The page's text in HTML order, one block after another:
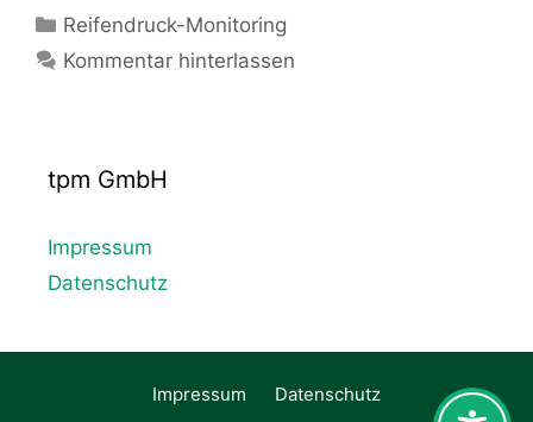
Kategorien
Reifendruck-Monitoring
Kommentar hinterlassen
tpm GmbH
Impressum
Datenschutz
Impressum Datenschutz